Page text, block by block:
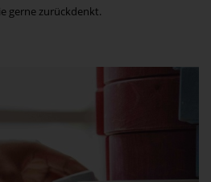
gerne zurückdenkt.